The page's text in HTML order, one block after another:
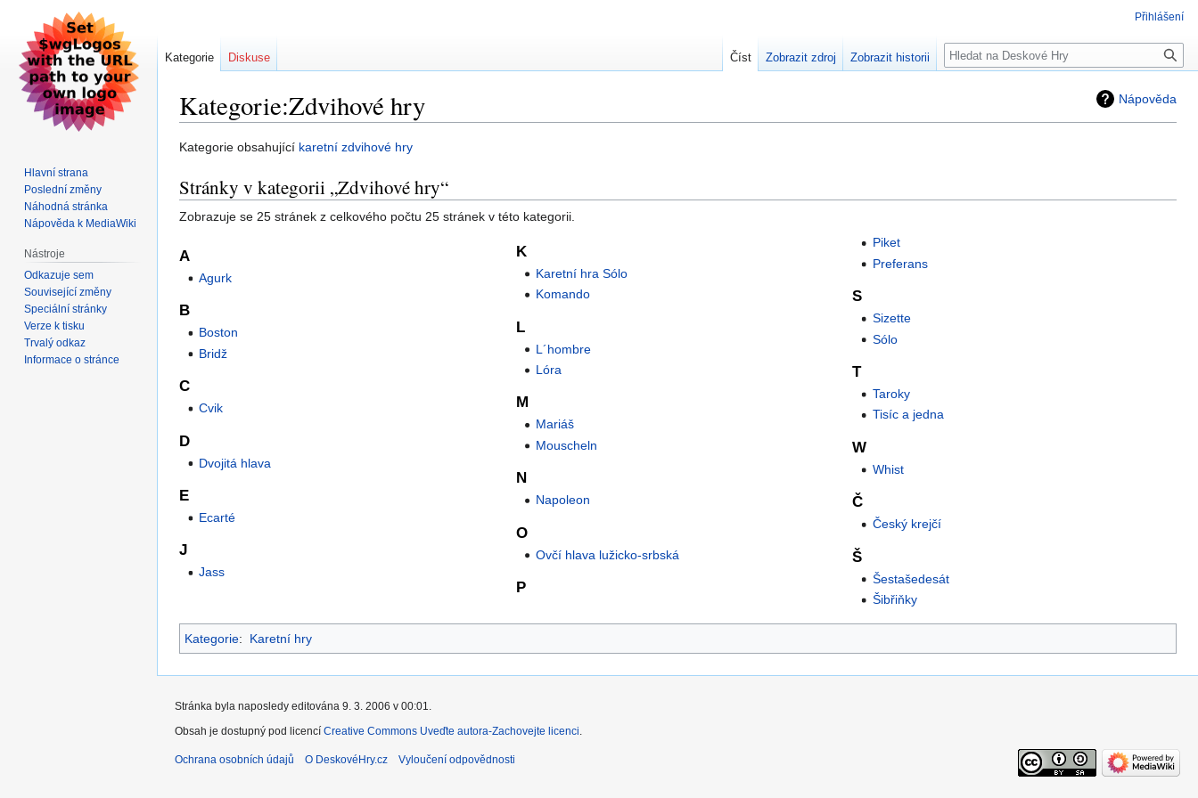
Nápověda
Kategorie:Zdvihové hry
Skočit
navigaci
Skočit
vyhledávání
Kategorie obsahující karetní zdvihové hry
Stránky v kategorii „Zdvihové hry“
Zobrazuje se 25 stránek z celkového počtu 25 stránek v této kategorii.
A
Agurk
B
Boston
Bridž
C
Cvik
D
Dvojitá hlava
E
Ecarté
J
Jass
K
Karetní hra Sólo
Komando
L
L´hombre
Lóra
M
Mariáš
Mouscheln
N
Napoleon
O
Ovčí hlava lužicko-srbská
P
Piket
Preferans
S
Sizette
Sólo
T
Taroky
Tisíc a jedna
W
Whist
Č
Český krejčí
Š
Šestašedesát
Šibřiňky
Kategorie: Karetní hry
Přihlášení
Kategorie Diskuse Číst Zobrazit zdroj Zobrazit historii Hledat
Hlavní strana
Poslední změny
Náhodná stránka
Nápověda k MediaWiki
Nástroje
Odkazuje sem
Související změny
Speciální stránky
Verze k tisku
Trvalý odkaz
Informace o stránce
Stránka byla naposledy editována 9. 3. 2006 v 00:01.
Obsah je dostupný pod licencí Creative Commons Uveďte autora-Zachovejte licenci
Ochrana osobních údajů O DeskovéHry.cz Vyloučení odpovědnosti